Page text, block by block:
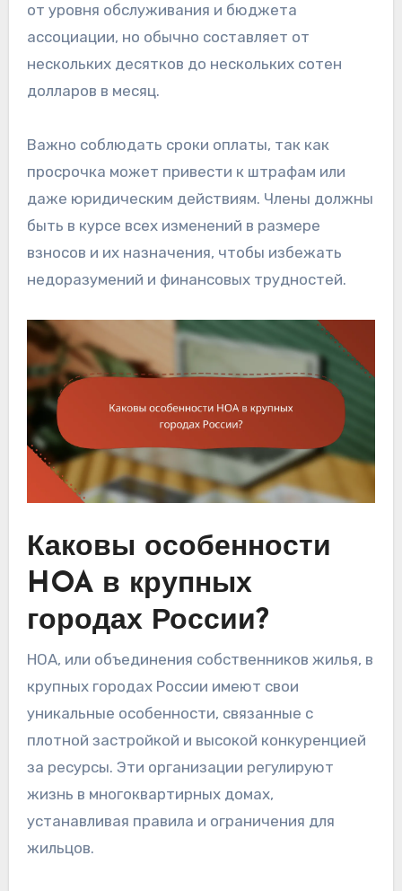
от уровня обслуживания и бюджета
ассоциации, но обычно составляет от
нескольких десятков до нескольких сотен
долларов в месяц.
Важно соблюдать сроки оплаты, так как
просрочка может привести к штрафам или
даже юридическим действиям. Члены должны
быть в курсе всех изменений в размере
взносов и их назначения, чтобы избежать
недоразумений и финансовых трудностей.
Каковы особенности
HOA в крупных
городах России?
HOA, или объединения собственников жилья, в
крупных городах России имеют свои
уникальные особенности, связанные с
плотной застройкой и высокой конкуренцией
за ресурсы. Эти организации регулируют
жизнь в многоквартирных домах,
устанавливая правила и ограничения для
жильцов.